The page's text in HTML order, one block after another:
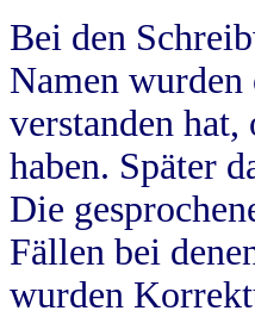
Bei den
Namen
verstanden hat,
haben. Später
Die
Fällen bei
wurden